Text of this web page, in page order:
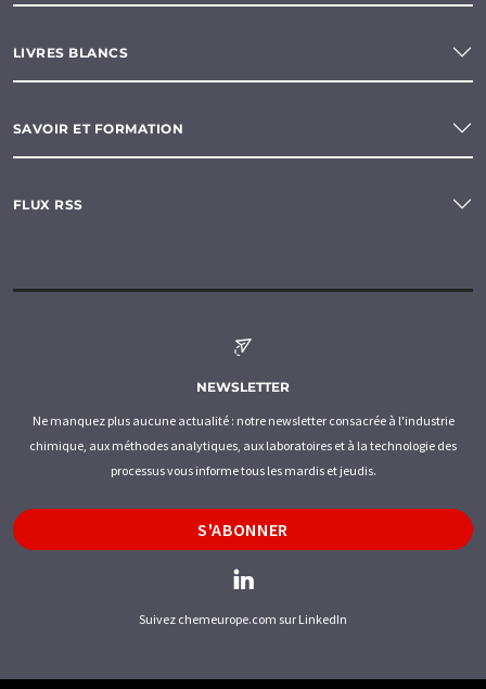
LIVRES BLANCS
SAVOIR ET FORMATION
FLUX RSS
NEWSLETTER
Ne manquez plus aucune actualité : notre newsletter consacrée à l'industrie
chimique, aux méthodes analytiques, aux laboratoires et à la technologie des
processus vous informe tous les mardis et jeudis.
S'ABONNER
Suivez chemeurope.com sur LinkedIn